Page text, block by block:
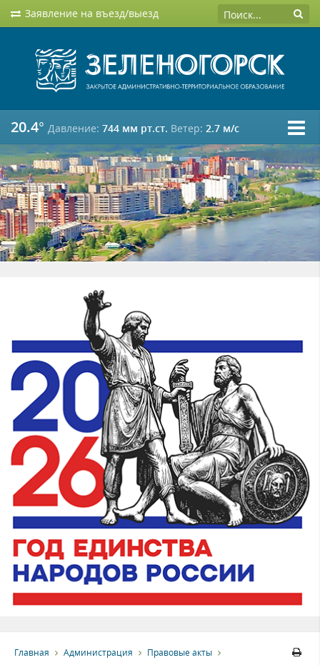
Заявление на въезд/выезд
20.4° Давление: 744 мм рт.ст. Ветер: 2.7 м/c
Главная Администрация Правовые акты